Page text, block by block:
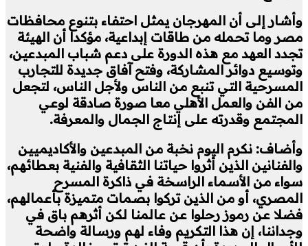
وأشار إلى أن المهرجان يمثل احتفاء بتنوع محافظات
مصر وما تحمله من طاقات إبداعية، مؤكدا أن الهيئة
تجدد العهد مع هذه الدورة على دعم شباب المبدعين،
وتوسيع دوائر المشاركة، وفتح آفاق جديدة للتجارب
المسرحية التي تنبع من الناس ولأجل الناس، لتجعل
من الفن والعمل الأهلي معا صورة صادقة لوعي
المجتمع وقدرته على إنتاج الجمال والمعرفة.
وأضاف: نكرم اليوم نخبة من المبدعين والأكاديميين
والفنانين الذين أثروا حياتنا الثقافية والفنية بعطائهم،
سواء من الأسماء الراسخة في ذاكرة المسرح
المصري، أو من الذين تركوا بصمات متميزة بأعمالهم،
فضلا عن رموز رحلوا عن عالمنا لكن أثرهم باق في
وجداننا، إن هذا التكريم وفاء لهم ورسالة واضحة